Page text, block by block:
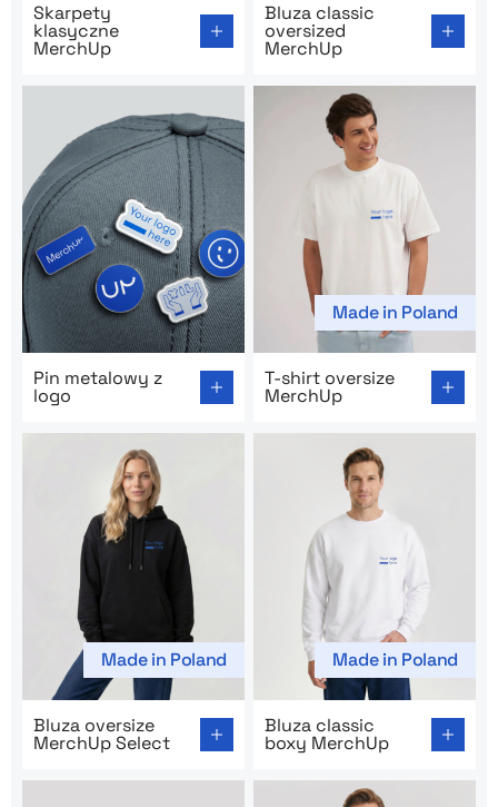
Skarpety
klasyczne
MerchUp
Bluza classic
oversized
MerchUp
Pin metalowy z
logo
Made in Poland
T-shirt oversize
MerchUp
Made in Poland
Bluza oversize
MerchUp Select
Made in Poland
Bluza classic
boxy MerchUp